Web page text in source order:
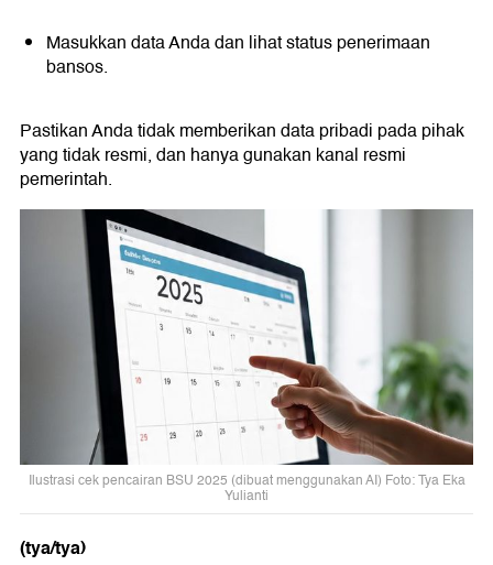
Masukkan data Anda dan lihat status penerimaan
bansos.
Pastikan Anda tidak memberikan data pribadi pada pihak
yang tidak resmi, dan hanya gunakan kanal resmi
pemerintah.
Ilustrasi cek pencairan BSU 2025 (dibuat menggunakan AI) Foto: Tya Eka
Yulianti
(tya/tya)